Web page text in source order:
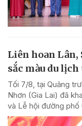
Liên hoan Lân,
sắc màu du
Tối 7/8, tại Quảng
Nhơn (Gia Lai) đã
và Lễ hội đường phố